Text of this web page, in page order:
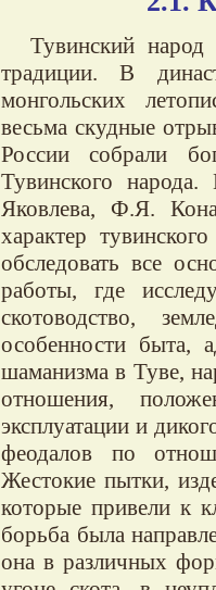
Тувинский
традиции. В
монгольских
весьма скудные
России собрали
Тувинского
Яковлева, Ф.Я.
характер
обследовать все
работы, где
скотоводство,
особенности быта,
шаманизма в Туве,
отношения,
эксплуатации и
феодалов по
Жестокие пытки,
которые привели к
борьба была
она в различных